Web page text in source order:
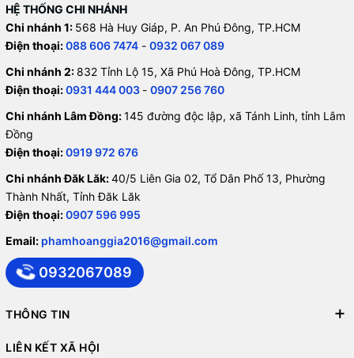
HỆ THỐNG CHI NHÁNH
Chi nhánh 1: 568 Hà Huy Giáp, P. An Phú Đông, TP.HCM
Điện thoại:088 606 7474 - 0932 067 089
Chi nhánh 2: 832 Tỉnh Lộ 15, Xã Phú Hoà Đông, TP.HCM
Điện thoại:0931 444 003 - 0907 256 760
Chi nhánh Lâm Đồng:145 đường độc lập, xã Tánh Linh, tỉnh Lâm
Đồng
Điện thoại:0919 972 676
Chi nhánh Đăk Lăk:40/5 Liên Gia 02, Tổ Dân Phố 13, Phường
Thành Nhất, Tỉnh Đăk Lăk
Điện thoại:0907 596 995
Email: phamhoanggia2016@gmail.com
0932067089
THÔNG TIN
LIÊN KẾT XÃ HỘI